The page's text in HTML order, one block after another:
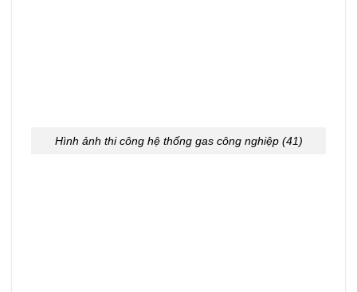
Hình ảnh thi công hệ thống gas công nghiệp (41)